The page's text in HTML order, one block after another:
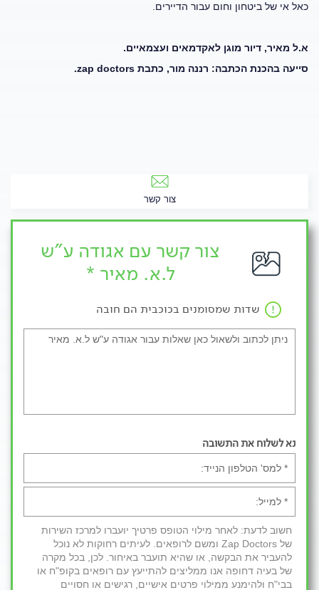
כאל אי של ביטחון וחום עבור הדיירים.
א.ל מאיר, דיור מוגן לאקדמאים ועצמאיים.
סייעה בהכנת הכתבה: רננה מור, כתבת zap doctors
.
צור קשר
צור קשר עם אגודה ע"ש
ל.א. מאיר *
שדות שמסומנים בכוכבית הם חובה
נא לשלוח את התשובה
חשוב לדעת: לאחר מילוי הטופס פרטיך יועברו למרכז השירות
של Zap Doctors ומשם לרופאים. לעיתים רחוקות לא נוכל
להעביר את הבקשה, או שהיא תועבר באיחור. לכן, בכל מקרה
של בעיה דחופה אנו ממליצים להתייעץ עם רופאים בקופ"ח או
בבי"ח ולהימנע ממילוי פרטים אישיים, רגישים או חסויים